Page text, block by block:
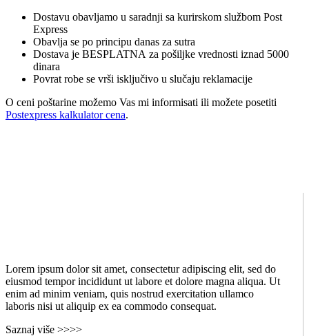
Dostavu obavljamo u saradnji sa kurirskom službom Post
Express
Obavlja se po principu danas za sutra
Dostava je BESPLATNA za pošiljke vrednosti iznad 5000
dinara
Povrat robe se vrši isključivo u slučaju reklamacije
O ceni poštarine možemo Vas mi informisati ili možete posetiti
Postexpress kalkulator cena.
Lorem ipsum dolor sit amet, consectetur adipiscing elit, sed do
eiusmod tempor incididunt ut labore et dolore magna aliqua. Ut
enim ad minim veniam, quis nostrud exercitation ullamco
laboris nisi ut aliquip ex ea commodo consequat.
Saznaj više >>>>